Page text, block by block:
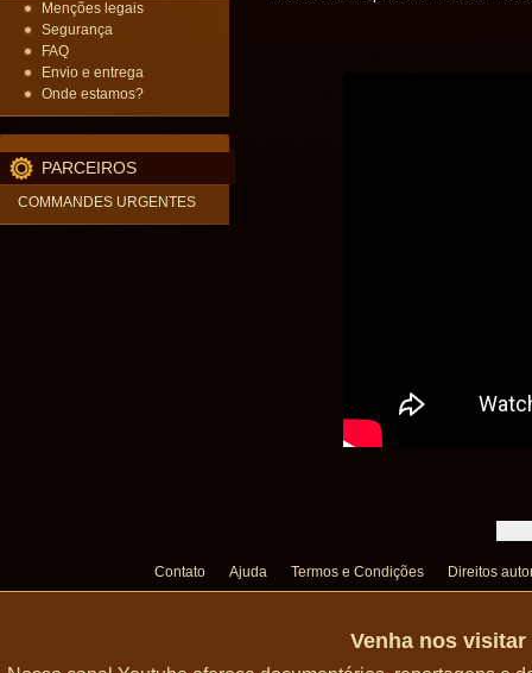
Menções legais
Segurança
FAQ
Envio e entrega
Onde estamos?
PARCEIROS
COMMANDES URGENTES
Contato Ajuda Termos e Condições Direitos
Venha nos